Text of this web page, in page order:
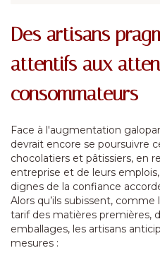
Des artisans
attentifs aux
consommateurs
Face à l'augmentation
devrait encore se poursuivre
chocolatiers et pâtissiers, en
entreprise et de leurs
dignes de la confiance
Alors qu’ils subissent,
tarif des matières premières,
emballages, les artisans
mesures :